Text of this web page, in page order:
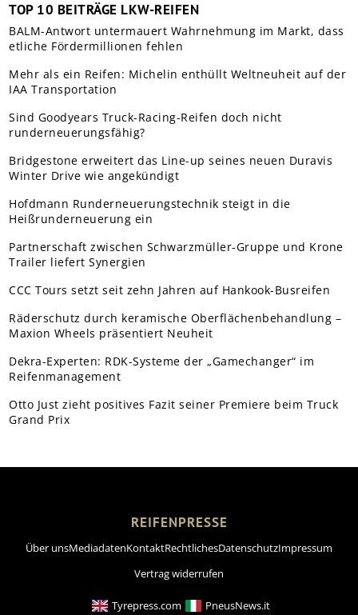
TOP 10 BEITRÄGE LKW-REIFEN
BALM-Antwort untermauert Wahrnehmung im Markt, dass
etliche Fördermillionen fehlen
Mehr als ein Reifen: Michelin enthüllt Weltneuheit auf der
IAA Transportation
Sind Goodyears Truck-Racing-Reifen doch nicht
runderneuerungsfähig?
Bridgestone erweitert das Line-up seines neuen Duravis
Winter Drive wie angekündigt
Hofdmann Runderneuerungstechnik steigt in die
Heißrunderneuerung ein
Partnerschaft zwischen Schwarzmüller-Gruppe und Krone
Trailer liefert Synergien
CCC Tours setzt seit zehn Jahren auf Hankook-Busreifen
Räderschutz durch keramische Oberflächenbehandlung –
Maxion Wheels präsentiert Neuheit
Dekra-Experten: RDK-Systeme der „Gamechanger“ im
Reifenmanagement
Otto Just zieht positives Fazit seiner Premiere beim Truck
Grand Prix
REIFENPRESSE
Über unsMediadatenKontaktRechtlichesDatenschutzImpressum
Vertrag widerrufen
Tyrepress.com PneusNews.it